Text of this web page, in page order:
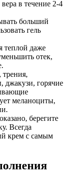
в течение 2-4
больший
гель
теплой даже
отек,
трения,
джакузи, горячие
меланоциты,
берегите
Всегда
крем с самым